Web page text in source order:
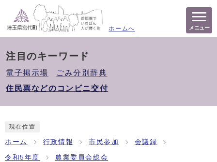
ホームへ メニュー
注目のキーワード
電子掲示場
ごみ分別辞典
住民票などのコンビニ交付
現在位置
ホーム 行政情報 市民参加 会議録
令和5年度 農業委員会総会